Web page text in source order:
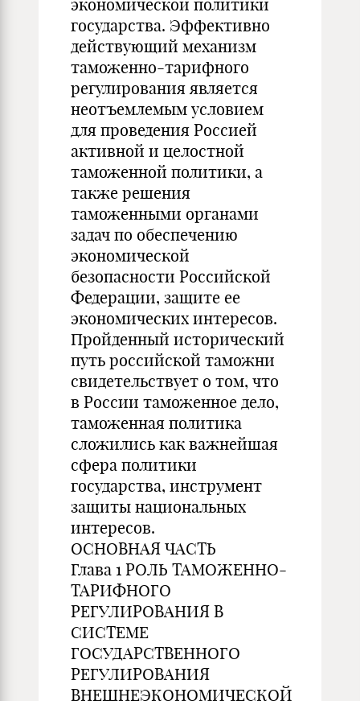
экономической политики
государства. Эффективно
действующий механизм
таможенно-тарифного
регулирования является
неотъемлемым условием
для проведения Россией
активной и целостной
таможенной политики, а
также решения
таможенными органами
задач по обеспечению
экономической
безопасности Российской
Федерации, защите ее
экономических интересов.
Пройденный исторический
путь российской таможни
свидетельствует о том, что
в России таможенное дело,
таможенная политика
сложились как важнейшая
сфера политики
государства, инструмент
защиты национальных
интересов.
ОСНОВНАЯ ЧАСТЬ
Глава 1 РОЛЬ ТАМОЖЕННО-
ТАРИФНОГО
РЕГУЛИРОВАНИЯ В
СИСТЕМЕ
ГОСУДАРСТВЕННОГО
РЕГУЛИРОВАНИЯ
ВНЕШНЕЭКОНОМИЧЕСКОЙ